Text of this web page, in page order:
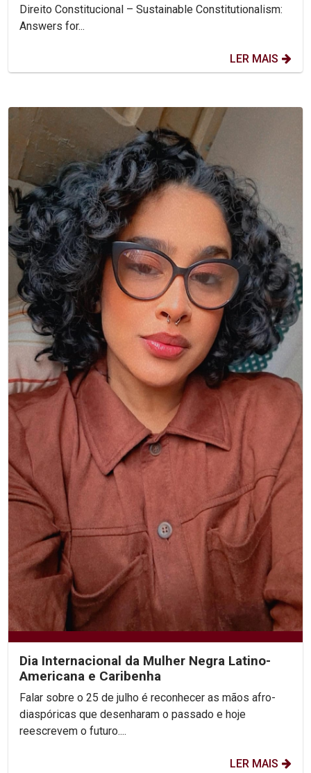
Direito Constitucional – Sustainable Constitutionalism:
Answers for...
LER MAIS
Dia Internacional da Mulher Negra Latino-
Americana e Caribenha
Falar sobre o 25 de julho é reconhecer as mãos afro-
diaspóricas que desenharam o passado e hoje
reescrevem o futuro....
LER MAIS